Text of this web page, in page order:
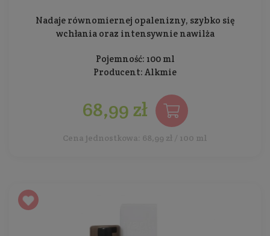
Nadaje równomiernej opalenizny, szybko się
wchłania oraz intensywnie nawilża
Pojemność: 100 ml
Producent: Alkmie
68,99 zł
Cena jednostkowa: 68,99 zł / 100 ml